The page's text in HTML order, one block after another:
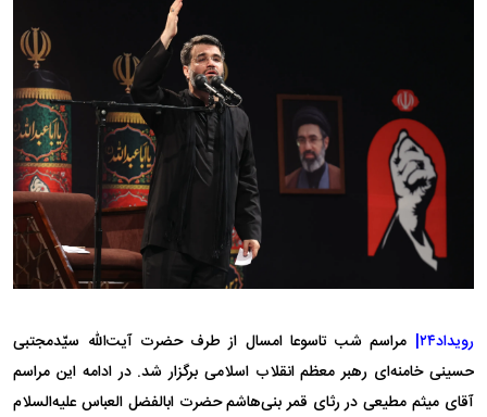
رویداد۲۴|
مراسم شب تاسوعا امسال از طرف حضرت آیت‌الله سیّدمجتبی
حسینی خامنه‌ای رهبر معظم انقلاب اسلامی برگزار شد. در ادامه این مراسم
آقای میثم مطیعی در رثای قمر بنی‌هاشم حضرت ابالفضل العباس علیه‌السلام